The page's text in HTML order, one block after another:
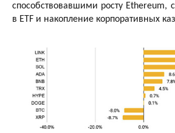
способствовавшими росту Ethereum,
в ETF и накопление корпоративных